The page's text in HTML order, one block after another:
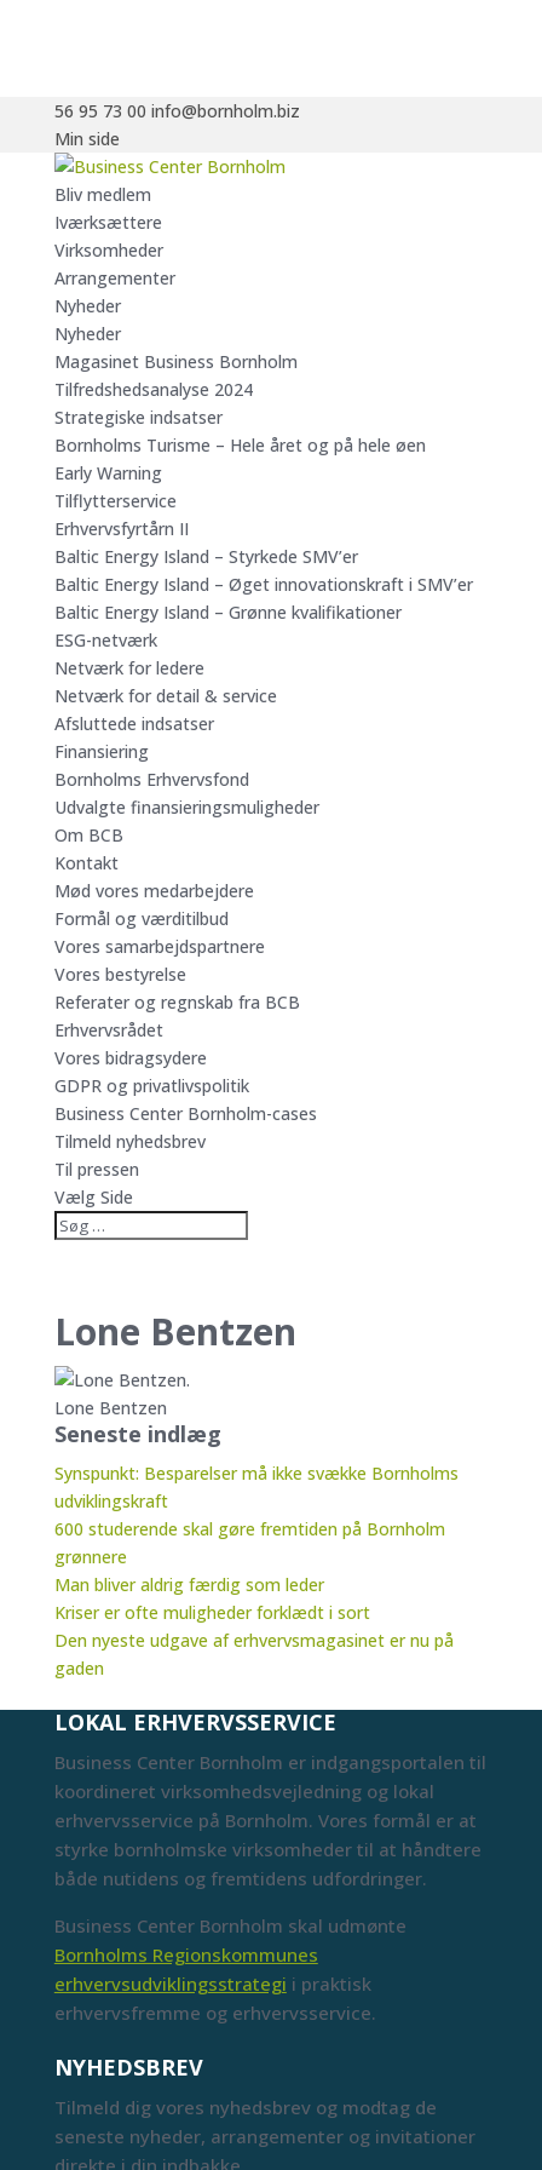
56 95 73 00 info@bornholm.biz
Min side
Bliv medlem
Iværksættere
Virksomheder
Arrangementer
Nyheder
Nyheder
Magasinet Business Bornholm
Tilfredshedsanalyse 2024
Strategiske indsatser
Bornholms Turisme – Hele året og på hele øen
Early Warning
Tilflytterservice
Erhvervsfyrtårn II
Baltic Energy Island – Styrkede SMV’er
Baltic Energy Island – Øget innovationskraft i SMV’er
Baltic Energy Island – Grønne kvalifikationer
ESG-netværk
Netværk for ledere
Netværk for detail & service
Afsluttede indsatser
Finansiering
Bornholms Erhvervsfond
Udvalgte finansieringsmuligheder
Om BCB
Kontakt
Mød vores medarbejdere
Formål og værditilbud
Vores samarbejdspartnere
Vores bestyrelse
Referater og regnskab fra BCB
Erhvervsrådet
Vores bidragsydere
GDPR og privatlivspolitik
Business Center Bornholm-cases
Tilmeld nyhedsbrev
Til pressen
Vælg Side
Lone Bentzen
Lone Bentzen
Seneste indlæg
Synspunkt: Besparelser må ikke svække Bornholms
udviklingskraft
600 studerende skal gøre fremtiden på Bornholm
grønnere
Man bliver aldrig færdig som leder
Kriser er ofte muligheder forklædt i sort
Den nyeste udgave af erhvervsmagasinet er nu på
gaden
LOKAL ERHVERVSSERVICE
Business Center Bornholm er indgangsportalen til
koordineret virksomhedsvejledning og lokal
erhvervsservice på Bornholm. Vores formål er at
styrke bornholmske virksomheder til at håndtere
både nutidens og fremtidens udfordringer.
Business Center Bornholm skal udmønte
Bornholms Regionskommunes
erhvervsudviklingsstrategi i praktisk
erhvervsfremme og erhvervsservice.
NYHEDSBREV
Tilmeld dig vores nyhedsbrev og modtag de
seneste nyheder, arrangementer og invitationer
direkte i din indbakke.